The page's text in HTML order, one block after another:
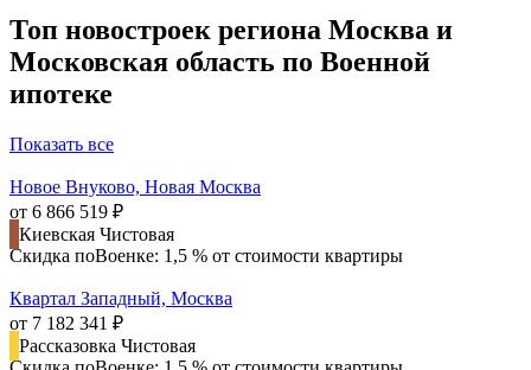
Топ новостроек региона Москва и
Московская область по Военной
ипотеке
Показать все
Новое Внуково, Новая Москва
от 6 866 519 ₽
Киевская Чистовая
Скидка поВоенке: 1,5 % от стоимости квартиры
Квартал Западный, Москва
от 7 182 341 ₽
Рассказовка Чистовая